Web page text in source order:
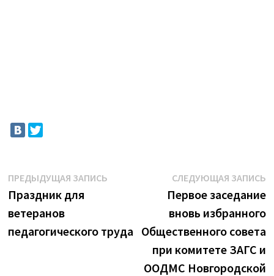
Навигация
по
записям
ПРЕДЫДУЩАЯ ЗАПИСЬ
Праздник для
ветеранов
педагогического труда
СЛЕДУЮЩАЯ ЗАПИСЬ
Первое заседание
вновь избранного
Общественного совета
при комитете ЗАГС и
ООДМС Новгородской